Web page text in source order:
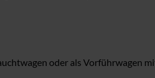
oder als Vorführwagen